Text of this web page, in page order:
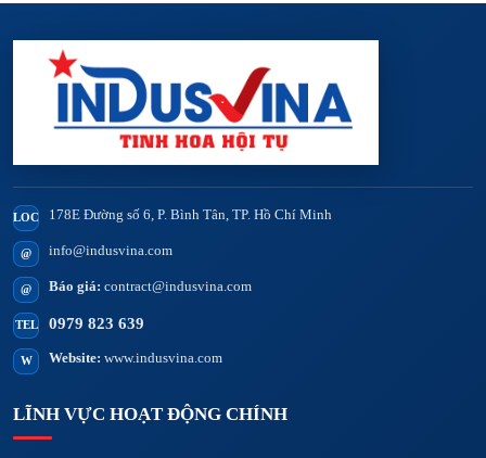
LOC 178E Đường số 6, P. Bình Tân, TP. Hồ Chí Minh
@ info@indusvina.com
@ Báo giá: contract@indusvina.com
TEL 0979 823 639
W Website: www.indusvina.com
LĨNH VỰC HOẠT ĐỘNG CHÍNH